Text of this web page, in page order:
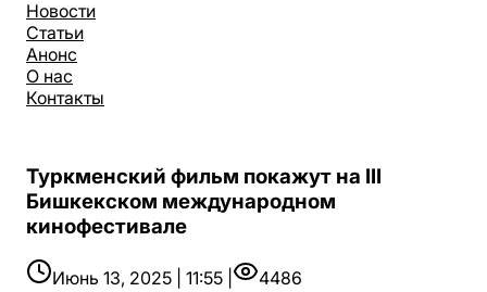
Новости
Статьи
Анонс
О нас
Контакты
Туркменский фильм покажут на III
Бишкекском международном
кинофестивале
Июнь 13, 2025 | 11:55 |
4486